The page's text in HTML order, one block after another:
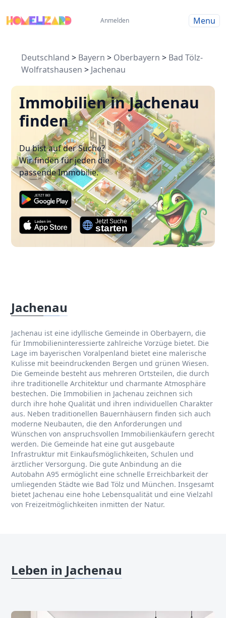
Anmelden Menu
Deutschland > Bayern > Oberbayern > Bad Tölz-
Wolfratshausen > Jachenau
Immobilien in Jachenau
finden
Du bist auf der Suche?
Wir finden für jeden die
passende Immobilie.
Jachenau
Jachenau ist eine idyllische Gemeinde in Oberbayern, die
für Immobilieninteressierte zahlreiche Vorzüge bietet. Die
Lage im bayerischen Voralpenland bietet eine malerische
Kulisse mit beeindruckenden Bergen und grünen Wiesen.
Die Gemeinde besteht aus mehreren Ortsteilen, die durch
ihre traditionelle Architektur und charmante Atmosphäre
bestechen. Die Immobilien in Jachenau zeichnen sich
durch ihre hohe Qualität und ihren individuellen Charakter
aus. Neben traditionellen Bauernhäusern finden sich auch
moderne Neubauten, die den Anforderungen und
Wünschen von anspruchsvollen Immobilienkäufern gerecht
werden. Die Gemeinde hat eine gut ausgebaute
Infrastruktur mit Einkaufsmöglichkeiten, Schulen und
ärztlicher Versorgung. Die gute Anbindung an die
Autobahn A95 ermöglicht eine schnelle Erreichbarkeit der
umliegenden Städte wie Bad Tölz und München. Insgesamt
bietet Jachenau eine hohe Lebensqualität und eine Vielzahl
von Freizeitmöglichkeiten inmitten der Natur.
Leben in Jachenau